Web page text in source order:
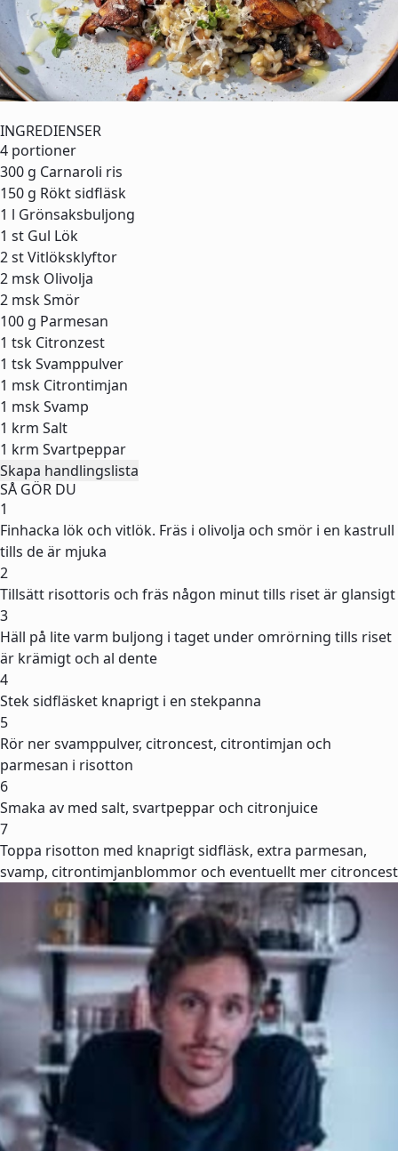
INGREDIENSER
4 portioner
300 g Carnaroli ris
150 g Rökt sidfläsk
1 l Grönsaksbuljong
1 st Gul Lök
2 stVitlöksklyftor
2 msk Olivolja
2 mskSmör
100 g Parmesan
1 tsk Citronzest
1 tskSvamppulver
1 msk Citrontimjan
1 mskSvamp
1 krm Salt
1 krm Svartpeppar
Skapa handlingslista
SÅ GÖR DU
1
Finhacka lök och vitlök. Fräs i olivolja och smör i en kastrull
tills de är mjuka
2
Tillsätt risottoris och fräs någon minut tills riset är glansigt
3
Häll på lite varm buljong i taget under omrörning tills riset
är krämigt och al dente
4
Stek sidfläsket knaprigt i en stekpanna
5
Rör ner svamppulver, citroncest, citrontimjan och
parmesan i risotton
6
Smaka av med salt, svartpeppar och citronjuice
7
Toppa risotton med knaprigt sidfläsk, extra parmesan,
svamp, citrontimjanblommor och eventuellt mer citroncest